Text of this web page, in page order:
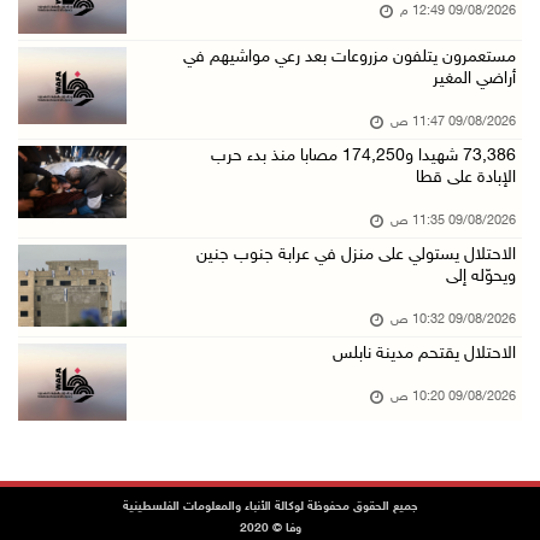
09/آب/2026 10:32 ص
الاحتلال يقتحم مدينة نابلس
09/آب/2026 10:20 ص
وفاة شابة متأثرة بإصابتها جراء حادث سير قرب ج ...
اعتقال مواطنين من بلدة سنجل شمال رام الله
إجلاء آلاف السكان مع اتساع حرائق الغابات غرب ...
09/08/2026 12:49 م
مستعمرون يتلفون مزروعات بعد رعي مواشيهم في
أراضي المغير
09/08/2026 11:47 ص
73,386 شهيدا و174,250 مصابا منذ بدء حرب
الإبادة على قطا
09/08/2026 11:35 ص
الاحتلال يستولي على منزل في عرابة جنوب جنين
ويحوّله إلى
09/08/2026 10:32 ص
الاحتلال يقتحم مدينة نابلس
09/08/2026 10:20 ص
جميع الحقوق محفوظة لوكالة الأنباء والمعلومات الفلسطينية
وفا © 2020